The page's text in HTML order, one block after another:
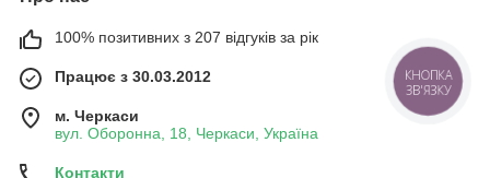
100% позитивних з 207 відгуків за рік
Працює з 30.03.2012
м. Черкаси
вул. Оборонна, 18, Черкаси, Україна
Контакти
КНОПКА
ЗВ'ЯЗКУ